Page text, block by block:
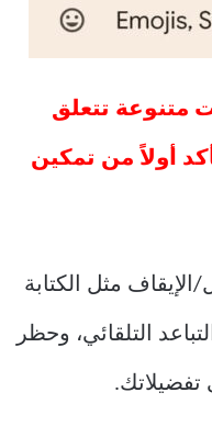
متنوعة تتعلق
أولاً من تمكين
مثل الكتابة
التلقائي، وحظر
تفضيلاتك.